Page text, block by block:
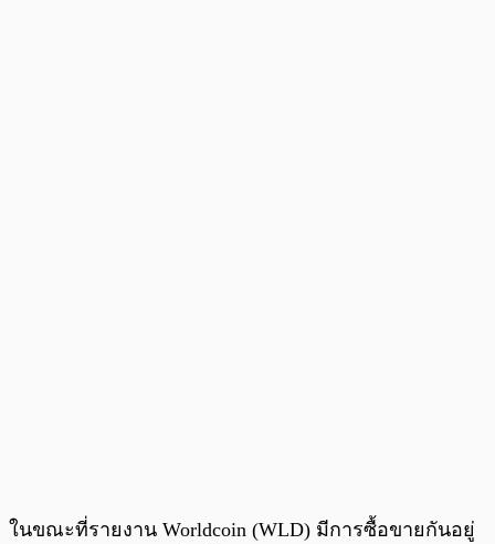
ในขณะที่รายงาน Worldcoin (WLD) มีการซื้อขายกันอยู่